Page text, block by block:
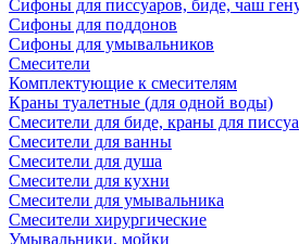
Сифоны для писсуаров, биде, чаш
Сифоны для поддонов
Сифоны для умывальников
Смесители
Комплектующие к смесителям
Краны туалетные (для одной воды)
Смесители для биде, краны для
Смесители для ванны
Смесители для душа
Смесители для кухни
Смесители для умывальника
Смесители хирургические
Умывальники, мойки